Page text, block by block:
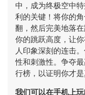
中，成为终极空中
利的关键！将你的
翻，然后完美地落
你的跳跃高度，让
人印象深刻的连击
性和刺激性。争夺
行榜，以证明你才
我们可以在手机上